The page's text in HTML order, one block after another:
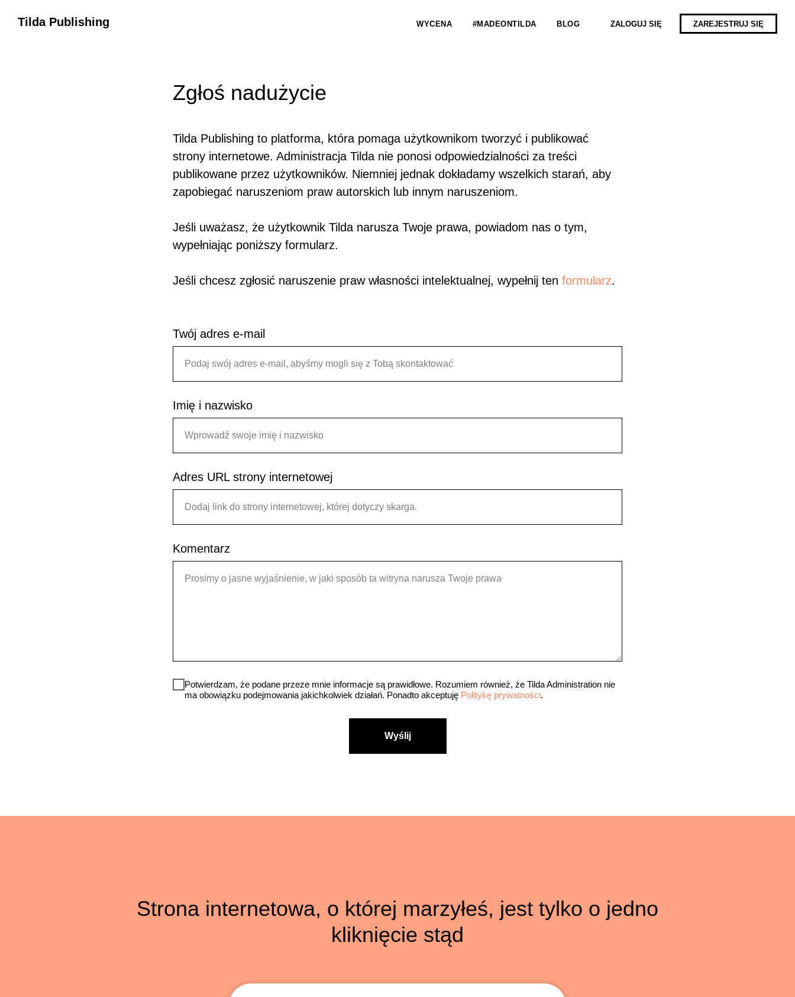
Tilda Publishing WYCENA #MADEONTILDA BLOG ZALOGUJ SIĘ ZAREJESTRUJ SIĘ
Zgłoś nadużycie
Tilda Publishing to platforma, która pomaga użytkownikom tworzyć i publikować
strony internetowe. Administracja Tilda nie ponosi odpowiedzialności za treści
publikowane przez użytkowników. Niemniej jednak dokładamy wszelkich starań, aby
zapobiegać naruszeniom praw autorskich lub innym naruszeniom.
Jeśli uważasz, że użytkownik Tilda narusza Twoje prawa, powiadom nas o tym,
wypełniając poniższy formularz.
Jeśli chcesz zgłosić naruszenie praw własności intelektualnej, wypełnij ten formularz.
Twój adres e-mail
Podaj swój adres e-mail, abyśmy mogli się z Tobą skontaktować
Imię i nazwisko
Wprowadź swoje imię i nazwisko
Adres URL strony internetowej
Dodaj link do strony internetowej, której dotyczy skarga.
Komentarz
Prosimy o jasne wyjaśnienie, w jaki sposób ta witryna narusza Twoje prawa
Potwierdzam, że podane przeze mnie informacje są prawidłowe. Rozumiem również, że Tilda Administration nie
ma obowiązku podejmowania jakichkolwiek działań. Ponadto akceptuję Politykę prywatności.
Wyślij
Strona internetowa, o której marzyłeś, jest tylko o jedno
kliknięcie stąd